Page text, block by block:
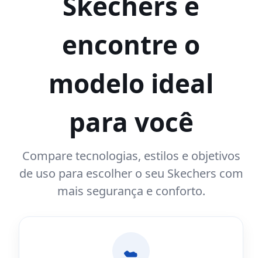
encontre o
modelo ideal
para você
Compare tecnologias, estilos e objetivos
de uso para escolher o seu Skechers com
mais segurança e conforto.